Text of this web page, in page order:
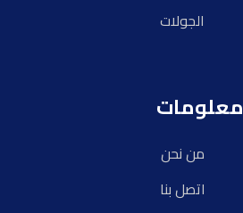
الجولات
معلومات
من نحن
اتصل بنا